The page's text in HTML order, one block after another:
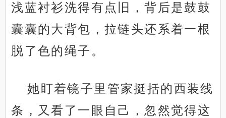
浅蓝衬衫洗得有点旧，背后是鼓鼓
囊囊的大背包，拉链头还系着一根
脱了色的绳子。
她盯着镜子里管家挺括的西装线
条，又看了一眼自己，忽然觉得这